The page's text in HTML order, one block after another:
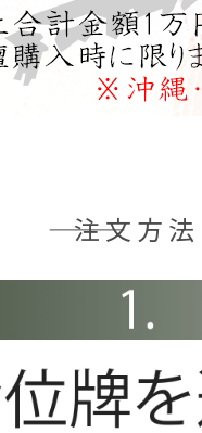
――― 注 文 方 法 ―――